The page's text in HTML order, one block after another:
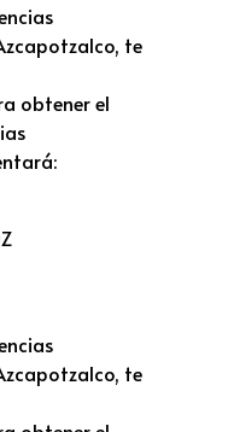
te
obtener el
te